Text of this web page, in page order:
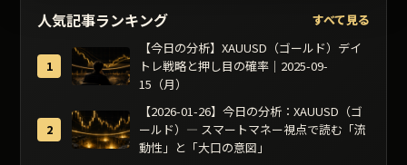
人気記事ランキング
すべて見る
【今日の分析】XAUUSD（ゴールド）デイ
トレ戦略と押し目の確率｜2025-09-
15（月）
【2026-01-26】今日の分析：XAUUSD（ゴ
ールド）— スマートマネー視点で読む「流
動性」と「大口の意図」